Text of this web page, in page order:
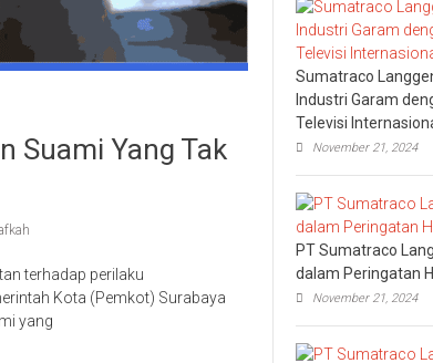
Suami Yang Tak
terhadap perilaku
Kota (Pemkot) Surabaya
yang
Sumatraco
Industri Garam
Televisi
November 21, 2024
PT Sumatraco
dalam Peringatan
November 21, 2024